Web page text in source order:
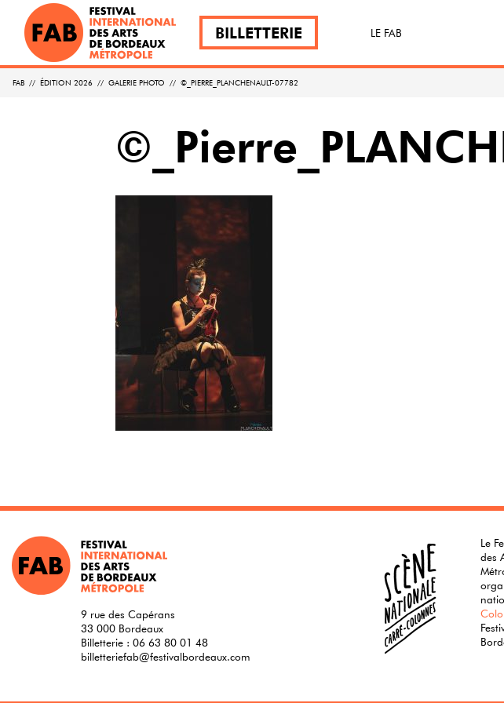
BILLETTERIE LE FAB
FABécoresponsable
FAB // ÉDITION 2026 // GALERIE PHOTO // ©_PIERRE_PLANCHENAULT-07782
9 rue des Capérans
33 000 Bordeaux
Billetterie : 06 63 80 01 48
billetteriefab@festivalbordeaux.com
Le
des